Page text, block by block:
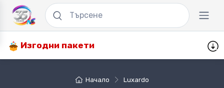
Изгодни пакети
Начало Luxardo